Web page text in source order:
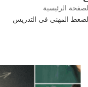
الرئيسية
المهني في التدريس